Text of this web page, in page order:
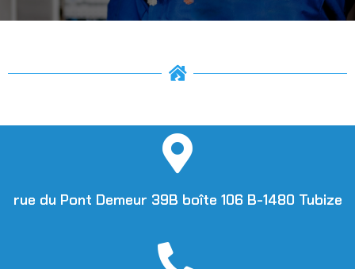
rue du Pont Demeur 39B boîte 106 B-1480 Tubize